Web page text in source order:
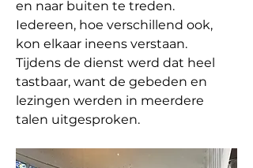
en naar buiten te treden.
Iedereen, hoe verschillend ook,
kon elkaar ineens verstaan.
Tijdens de dienst werd dat heel
tastbaar, want de gebeden en
lezingen werden in meerdere
talen uitgesproken.